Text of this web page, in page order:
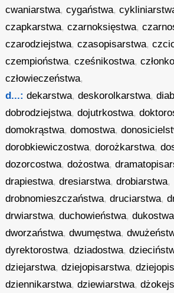
cwaniarstwa,cygaństwa,
czapkarstwa,czarnoksięstwa,
czarodziejstwa,czasopisarstwa,
czempioństwa,cześnikostwa,
człowieczeństwa,
d...: dekarstwa,deskorolkarstwa,
dobrodziejstwa,dojutrkostwa,
domokrąstwa,domostwa,
dorobkiewiczostwa,dorożkarstwa,
dozorcostwa,dożostwa,
drapiestwa,dresiarstwa,drobiarstwa,
drobnomieszczaństwa,druciarstwa,
drwiarstwa,duchowieństwa,dukostwa
dworzaństwa,dwumęstwa,
dyrektorostwa,dziadostwa,
dziejarstwa,dziejopisarstwa,
dziennikarstwa,dziewiarstwa,